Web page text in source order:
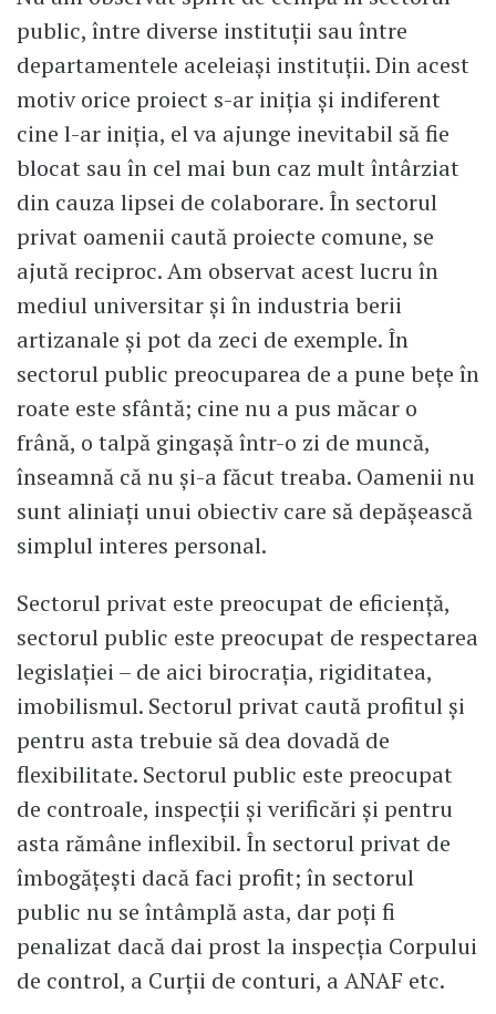
public, între diverse instituții sau între
departamentele aceleiași instituții. Din acest
motiv orice proiect s-ar iniția și indiferent
cine l-ar iniția, el va ajunge inevitabil să fie
blocat sau în cel mai bun caz mult întârziat
din cauza lipsei de colaborare. În sectorul
privat oamenii caută proiecte comune, se
ajută reciproc. Am observat acest lucru în
mediul universitar și în industria berii
artizanale și pot da zeci de exemple. În
sectorul public preocuparea de a pune bețe în
roate este sfântă; cine nu a pus măcar o
frână, o talpă gingașă într-o zi de muncă,
înseamnă că nu și-a făcut treaba. Oamenii nu
sunt aliniați unui obiectiv care să depășească
simplul interes personal.
Sectorul privat este preocupat de eficiență,
sectorul public este preocupat de respectarea
legislației – de aici birocrația, rigiditatea,
imobilismul. Sectorul privat caută profitul și
pentru asta trebuie să dea dovadă de
flexibilitate. Sectorul public este preocupat
de controale, inspecții și verificări și pentru
asta rămâne inflexibil. În sectorul privat de
îmbogățești dacă faci profit; în sectorul
public nu se întâmplă asta, dar poți fi
penalizat dacă dai prost la inspecția Corpului
de control, a Curții de conturi, a ANAF etc.